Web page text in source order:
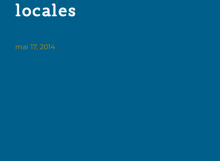
locales
mai 17, 2014